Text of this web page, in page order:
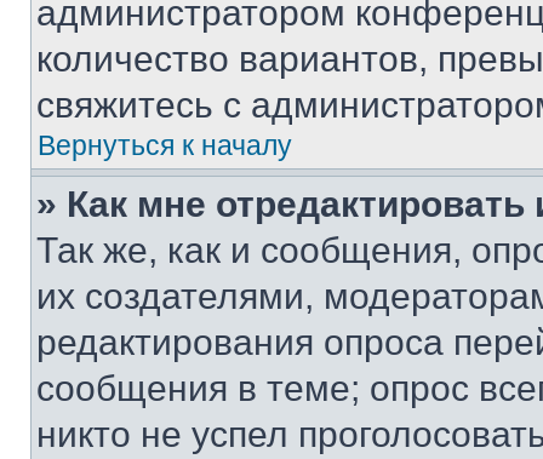
администратором
количество вариантов,
свяжитесь с
Вернуться к началу
» Как мне
Так же, как и сообщения,
их создателями,
редактирования опроса
сообщения в теме; опрос
никто не успел